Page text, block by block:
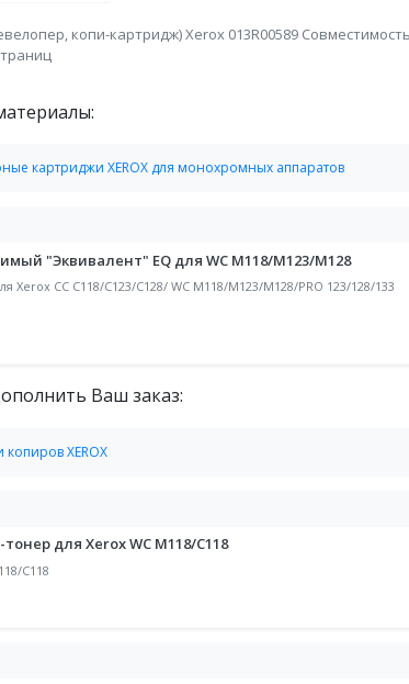
копи-картридж) Xerox 013R00589
картриджи XEROX для монохромных аппаратов
"Эквивалент" EQ для WC M118/M123/M128
Xerox CC C118/C123/C128/ WC M118/M123/M128/PRO 123/128/133
Ваш заказ:
XEROX
для Xerox WC M118/C118
C118